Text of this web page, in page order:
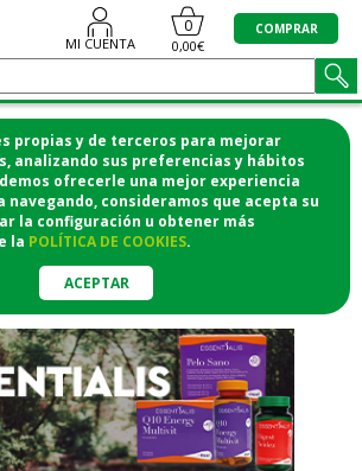
propias y de terceros para mejorar
analizando sus preferencias y hábitos
ofrecerle una mejor experiencia
navegando, consideramos que acepta su
la configuración u obtener más
la POLÍTICA DE COOKIES.
ACEPTAR
MI CUENTA
0
0,00€
COMPRAR
CÓMODAMENTE
Y RECOGE EN LA
o si lo prefieres te lo mandamos
a casa